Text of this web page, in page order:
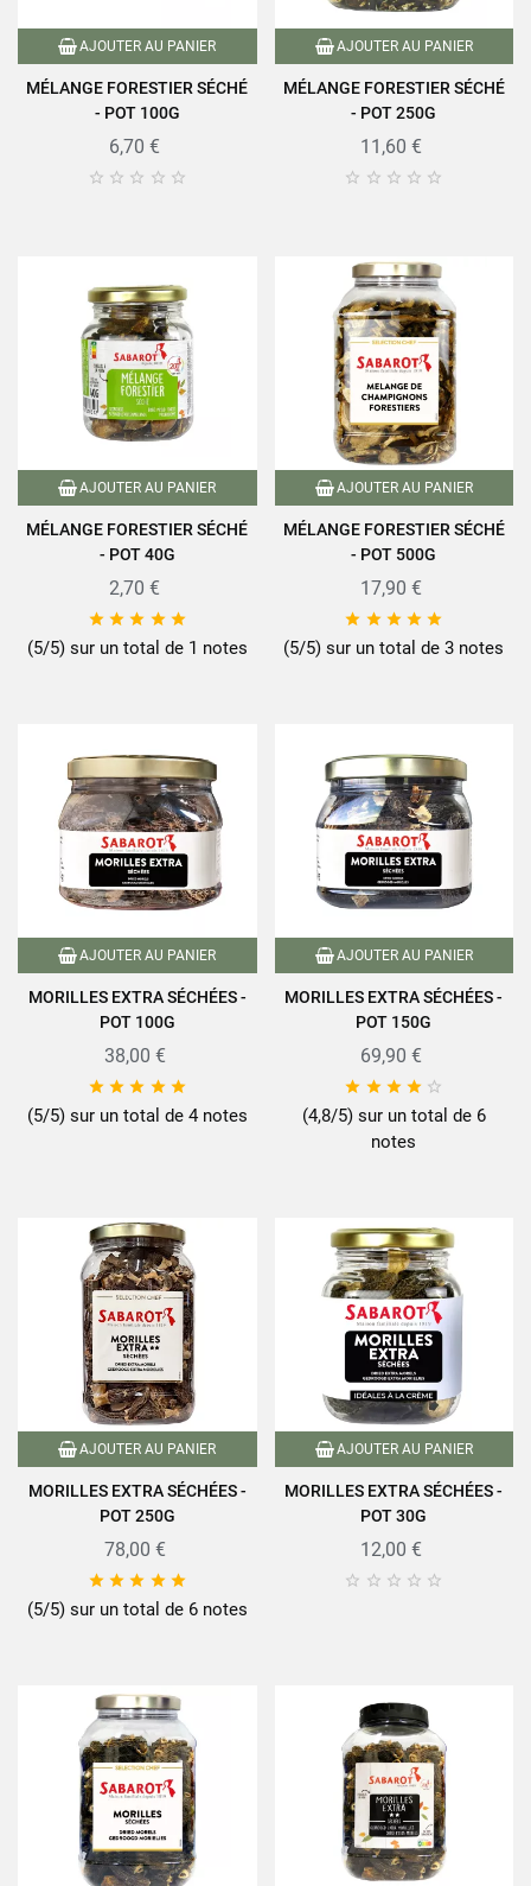
AJOUTER AU PANIER
MÉLANGE FORESTIER SÉCHÉ
- POT 100G
6,70 €
    
AJOUTER AU PANIER
MÉLANGE FORESTIER SÉCHÉ
- POT 250G
11,60 €
    
AJOUTER AU PANIER
MÉLANGE FORESTIER SÉCHÉ
- POT 40G
2,70 €
    
(5/5) sur un total de 1 notes
AJOUTER AU PANIER
MÉLANGE FORESTIER SÉCHÉ
- POT 500G
17,90 €
    
(5/5) sur un total de 3 notes
AJOUTER AU PANIER
MORILLES EXTRA SÉCHÉES -
POT 100G
38,00 €
    
(5/5) sur un total de 4 notes
AJOUTER AU PANIER
MORILLES EXTRA SÉCHÉES -
POT 150G
69,90 €
    
(4,8/5) sur un total de 6
notes
AJOUTER AU PANIER
MORILLES EXTRA SÉCHÉES -
POT 250G
78,00 €
    
(5/5) sur un total de 6 notes
AJOUTER AU PANIER
MORILLES EXTRA SÉCHÉES -
POT 30G
12,00 €
    